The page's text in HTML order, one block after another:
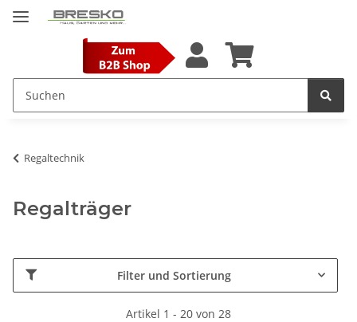
Regaltechnik
Regalträger
Filter und Sortierung
Artikel 1 - 20 von 28